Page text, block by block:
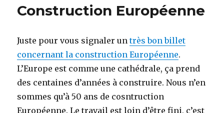
Européenne
Construction Européenne
Juste pour vous signaler untrès bon billet
concernant la construction Européenne.
L’Europe est comme une cathédrale, ça prend
des centaines d’années à construire. Nous n’en
sommes qu’à 50 ans de cosntruction
Européenne. Le travail est loin d’être fini, c’est